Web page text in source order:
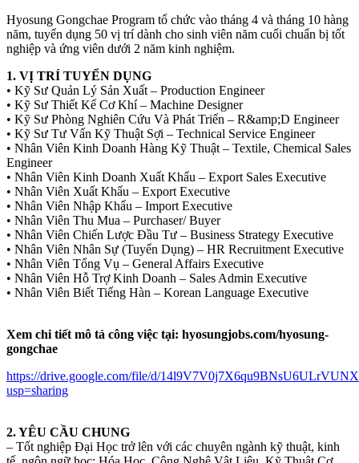
Hyosung Gongchae Program tổ chức vào tháng 4 và tháng 10 hàng
năm, tuyển dụng 50 vị trí dành cho sinh viên năm cuối chuẩn bị tốt
nghiệp và ứng viên dưới 2 năm kinh nghiệm.
1. VỊ TRÍ TUYỂN DỤNG
• Kỹ Sư Quản Lý Sản Xuất – Production Engineer
• Kỹ Sư Thiết Kế Cơ Khí – Machine Designer
• Kỹ Sư Phòng Nghiên Cứu Và Phát Triển – R&amp;D Engineer
• Kỹ Sư Tư Vấn Kỹ Thuật Sợi – Technical Service Engineer
• Nhân Viên Kinh Doanh Hàng Kỹ Thuật – Textile, Chemical Sales
Engineer
• Nhân Viên Kinh Doanh Xuất Khẩu – Export Sales Executive
• Nhân Viên Xuất Khẩu – Export Executive
• Nhân Viên Nhập Khẩu – Import Executive
• Nhân Viên Thu Mua – Purchaser/ Buyer
• Nhân Viên Chiến Lược Đầu Tư – Business Strategy Executive
• Nhân Viên Nhân Sự (Tuyển Dụng) – HR Recruitment Executive
• Nhân Viên Tổng Vụ – General Affairs Executive
• Nhân Viên Hỗ Trợ Kinh Doanh – Sales Admin Executive
• Nhân Viên Biết Tiếng Hàn – Korean Language Executive
Xem chi tiết mô tả công việc tại: hyosungjobs.com/hyosung-
gongchae
https://drive.google.com/file/d/
usp=sharing
2. YÊU CẦU CHUNG
– Tốt nghiệp Đại Học trở lên với các chuyên ngành kỹ thuật, kinh